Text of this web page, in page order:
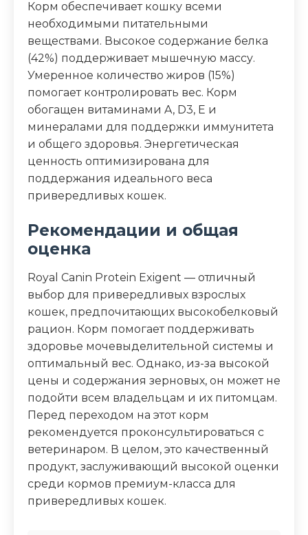
Корм обеспечивает кошку всеми
необходимыми питательными
веществами. Высокое содержание белка
(42%) поддерживает мышечную массу.
Умеренное количество жиров (15%)
помогает контролировать вес. Корм
обогащен витаминами A, D3, E и
минералами для поддержки иммунитета
и общего здоровья. Энергетическая
ценность оптимизирована для
поддержания идеального веса
привередливых кошек.
Рекомендации и общая
оценка
Royal Canin Protein Exigent — отличный
выбор для привередливых взрослых
кошек, предпочитающих высокобелковый
рацион. Корм помогает поддерживать
здоровье мочевыделительной системы и
оптимальный вес. Однако, из-за высокой
цены и содержания зерновых, он может не
подойти всем владельцам и их питомцам.
Перед переходом на этот корм
рекомендуется проконсультироваться с
ветеринаром. В целом, это качественный
продукт, заслуживающий высокой оценки
среди кормов премиум-класса для
привередливых кошек.